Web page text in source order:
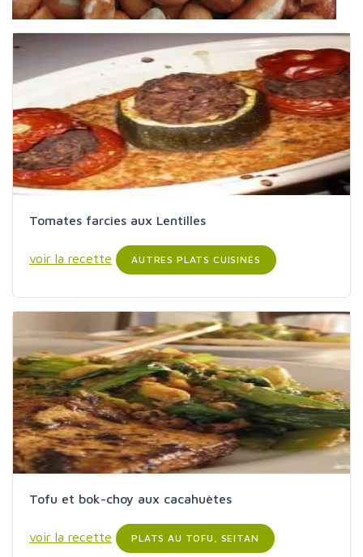
Tomates farcies aux Lentilles
voir la recette AUTRES PLATS CUISINÉS
Tofu et bok-choy aux cacahuètes
voir la recette PLATS AU TOFU, SEITAN